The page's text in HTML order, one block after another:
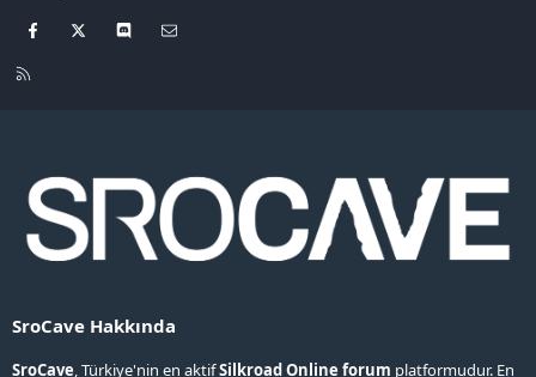
Facebook Discord
R
SroCave Hakkında
SroCave, Türkiye'nin en aktifSilkroad Online forum platformudur. En